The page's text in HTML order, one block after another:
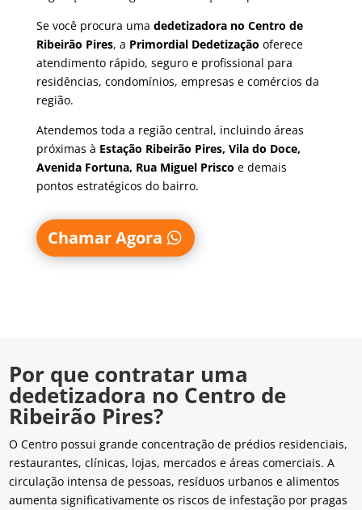
Se você procura uma dedetizadora no Centro de
Ribeirão Pires, a Primordial Dedetização oferece
atendimento rápido, seguro e profissional para
residências, condomínios, empresas e comércios da
região.
Atendemos toda a região central, incluindo áreas
próximas à Estação Ribeirão Pires, Vila do Doce,
Avenida Fortuna, Rua Miguel Prisco e demais
pontos estratégicos do bairro.
Chamar Agora
Por que contratar uma
dedetizadora no Centro de
Ribeirão Pires?
O Centro possui grande concentração de prédios residenciais,
restaurantes, clínicas, lojas, mercados e áreas comerciais. A
circulação intensa de pessoas, resíduos urbanos e alimentos
aumenta significativamente os riscos de infestação por pragas